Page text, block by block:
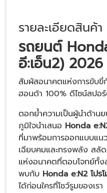
รายละเอียดสินค้า
รถยนต์
อี:เอ็น2) 2026
สัมผัสอนาคตแห่งการขับ
ฮอนด้า 100% ดีไซน์สปอ
ตอกย้ำความเป็นผู้นำด้าน
ภูมิใจนำเสนอ Honda
ที่มาพร้อมการออกแบบแน
เฉียบคมและทรงพลัง ส
แห่งอนาคตที่ตอบโจทย์ทั้ง
พบกับ Honda e:N2 โปร
ได้ก่อนใครที่โชว์รูมของเรา